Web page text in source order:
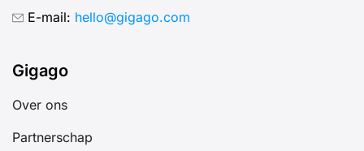
E-mail: hello@gigago.com
Gigago
Over ons
Partnerschap